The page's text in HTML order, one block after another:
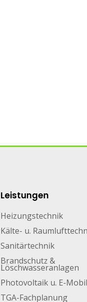
Leistungen
Heizungstechnik
Kälte- u.
Sanitärtechnik
Brandschutz &
Löschwasseranlagen
Photovoltaik u. E-
TGA-Fachplanung